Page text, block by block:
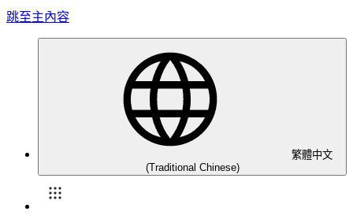
跳至主內容
繁體中文
(Traditional Chinese)